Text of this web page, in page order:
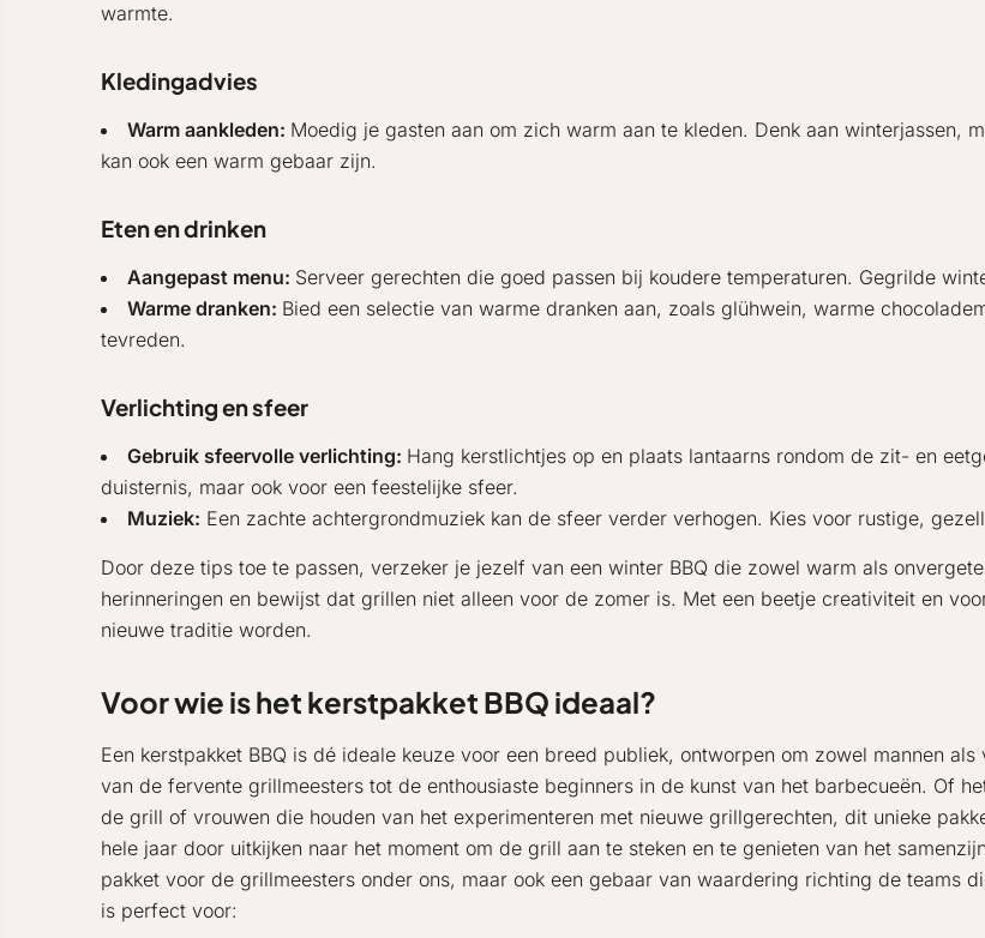
warmte.
Kledingadvies
Warm aankleden: Moedig je gasten aan om zich warm aan te kleden. Denk aan winterjassen,
kan ook een warm gebaar zijn.
Eten en drinken
Aangepast menu: Serveer gerechten die goed passen bij koudere temperaturen. Gegrilde
Warme dranken: Bied een selectie van warme dranken aan, zoals glühwein, warme
tevreden.
Verlichting en sfeer
Gebruik sfeervolle verlichting: Hang kerstlichtjes op en plaats lantaarns rondom de zit- en
duisternis, maar ook voor een feestelijke sfeer.
Muziek: Een zachte achtergrondmuziek kan de sfeer verder verhogen. Kies voor rustige,
Door deze tips toe te passen, verzeker je jezelf van een winter BBQ die zowel warm als
herinneringen en bewijst dat grillen niet alleen voor de zomer is. Met een beetje creativiteit en
nieuwe traditie worden.
Voor wie is het kerstpakket BBQ ideaal?
Een kerstpakket BBQ is dé ideale keuze voor een breed publiek, ontworpen om zowel mannen
van de fervente grillmeesters tot de enthousiaste beginners in de kunst van het barbecueën. Of
de grill of vrouwen die houden van het experimenteren met nieuwe grillgerechten, dit unieke
hele jaar door uitkijken naar het moment om de grill aan te steken en te genieten van het
pakket voor de grillmeesters onder ons, maar ook een gebaar van waardering richting de teams
is perfect voor: